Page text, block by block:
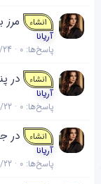
انشاء مرز
آریانا
پاسخ‌ها 0
24
انشاء در
آریانا
پاسخ‌ها 0
22
انشاء در
آریانا
پاسخ‌ها 0
22